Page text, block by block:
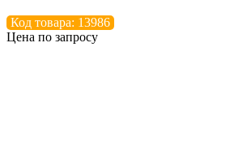
Код товара: 13986
Цена по запросу